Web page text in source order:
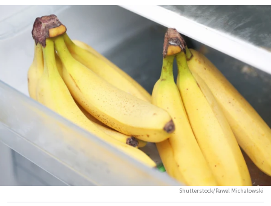
Shutterstock/Pawel Michalowski